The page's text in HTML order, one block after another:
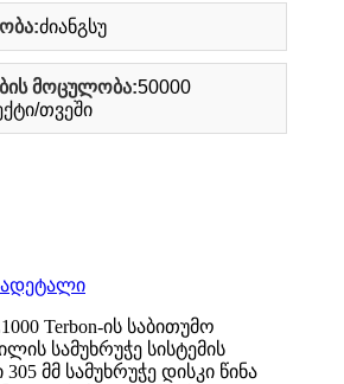
ძიანგსუ
მოცულობა:50000
თვეში
დეტალი